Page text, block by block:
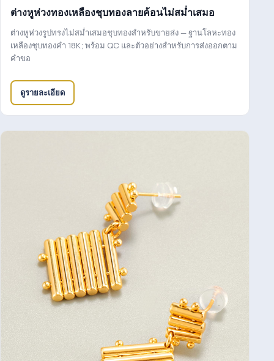
ต่างหูห่วงทองเหลืองชุบทองลายค้อนไม่สม่ำเสมอ
ต่างหูห่วงรูปทรงไม่สม่ำเสมอชุบทองสำหรับขายส่ง — ฐานโลหะทอง
เหลืองชุบทองคำ 18K; พร้อม QC และตัวอย่างสำหรับการส่งออกตาม
คำขอ
ดูรายละเอียด